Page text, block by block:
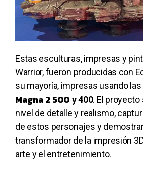
Estas esculturas, impresas y
Warrior, fueron producidas con
su mayoría, impresas usando
Magna 2 500 y 400. El proyecto
nivel de detalle y realismo,
de estos personajes y
transformador de la impresión
arte y el entretenimiento.